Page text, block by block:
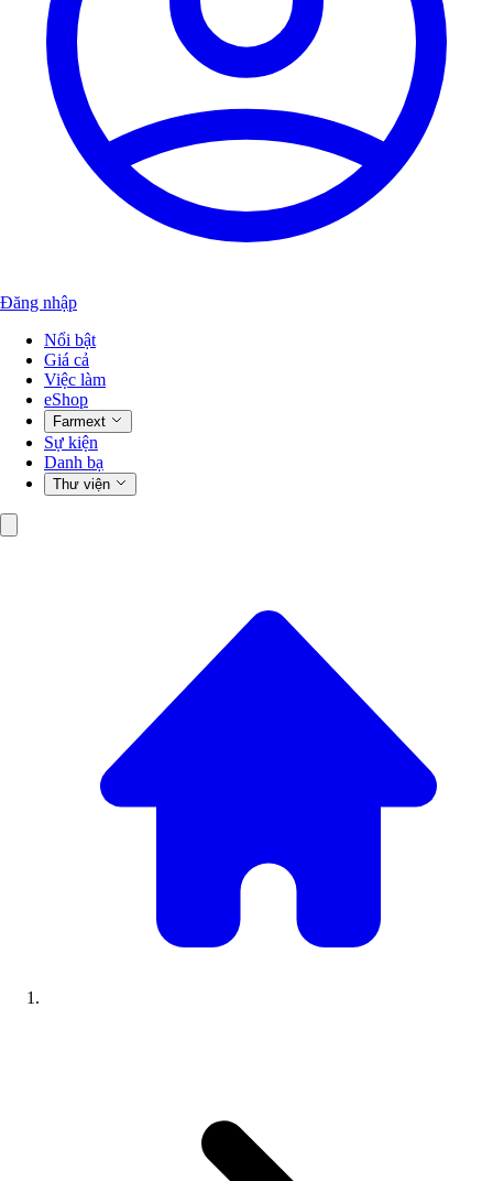
Đăng nhập
Nổi bật
Giá cả
Việc làm
eShop
Farmext
Sự kiện
Danh bạ
Thư viện